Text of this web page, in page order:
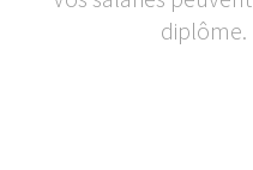
diplôme.